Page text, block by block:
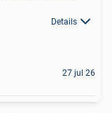
Details
27 jul 26